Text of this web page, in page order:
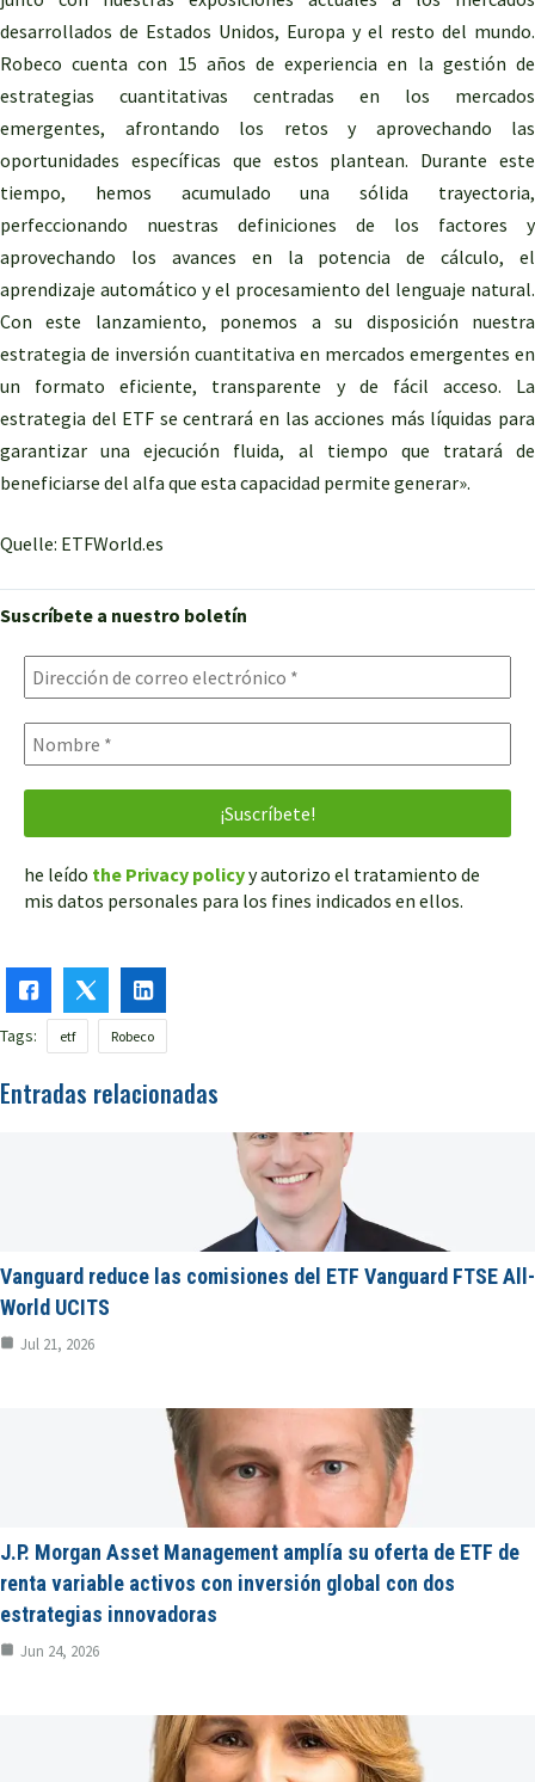
desarrollados de Estados Unidos, Europa y el resto del mundo.
Robeco cuenta con 15 años de experiencia en la gestión de
estrategias cuantitativas centradas en los mercados
emergentes, afrontando los retos y aprovechando las
oportunidades específicas que estos plantean. Durante este
tiempo, hemos acumulado una sólida trayectoria,
perfeccionando nuestras definiciones de los factores y
aprovechando los avances en la potencia de cálculo, el
aprendizaje automático y el procesamiento del lenguaje natural.
Con este lanzamiento, ponemos a su disposición nuestra
estrategia de inversión cuantitativa en mercados emergentes en
un formato eficiente, transparente y de fácil acceso. La
estrategia del ETF se centrará en las acciones más líquidas para
garantizar una ejecución fluida, al tiempo que tratará de
beneficiarse del alfa que esta capacidad permite generar».
Quelle: ETFWorld.es
Suscríbete a nuestro boletín
he leído the Privacy policyy autorizo el tratamiento de
mis datos personales para los fines indicados en ellos.
Tags: etf Robeco
Entradas relacionadas
Vanguard reduce las comisiones del ETF Vanguard FTSE All-
World UCITS
Jul 21, 2026
J.P. Morgan Asset Management amplía su oferta de ETF de
renta variable activos con inversión global con dos
estrategias innovadoras
Jun 24, 2026